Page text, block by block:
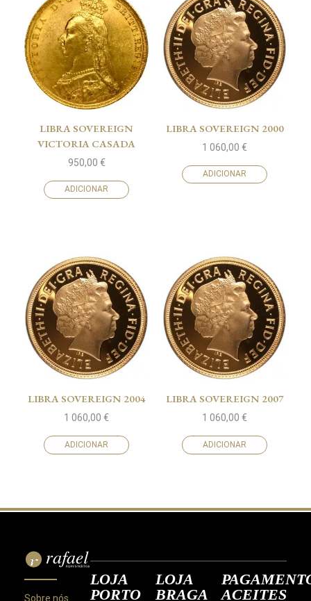
LIBRA SOVEREIGN
VICTORIA CASADA
950,00 €
ADICIONAR
LIBRA SOVEREIGN 2000
1 060,00 €
ADICIONAR
LIBRA SOVEREIGN 2004
1 060,00 €
ADICIONAR
LIBRA SOVEREIGN 2007
1 060,00 €
ADICIONAR
Sobre nós
LOJA
PORTO
LOJA
BRAGA
ACEITES